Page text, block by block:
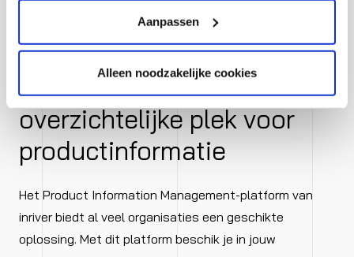
Aanpassen
Alleen noodzakelijke cookies
je voordeel met de verhalen van organisaties die deze
Een centrale,
overzichtelijke plek voor
productinformatie
Het Product Information Management-platform van
inriver biedt al veel organisaties een geschikte
oplossing. Met dit platform beschik je in jouw